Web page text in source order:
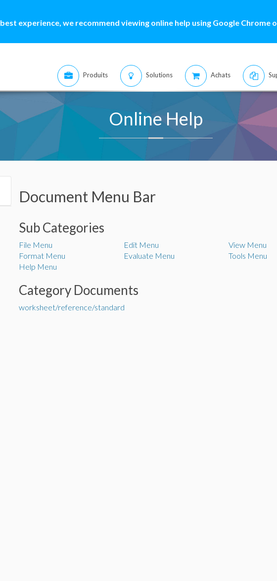
experience, we recommend viewing online help using Google Chrome
Produits Solutions Achats
Online Help
Document Menu Bar
Sub Categories
File Menu Edit Menu View Menu
Format Menu
Evaluate Menu Tools Menu
Help Menu
Category Documents
worksheet/reference/standard